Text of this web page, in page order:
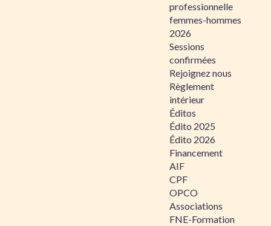
professionnelle
femmes-hommes
2026
Sessions
confirmées
Rejoignez nous
Règlement
intérieur
Éditos
Édito 2025
Édito 2026
Financement
AIF
CPF
OPCO
Associations
FNE-Formation